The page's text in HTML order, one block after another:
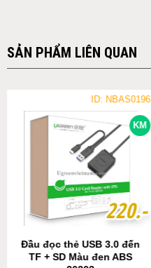
SẢN PHẨM LIÊN QUAN
KM
ID: NBAS0196
220.-
220.-
Đầu đọc thẻ USB 3.0 đến
TF + SD Màu đen ABS